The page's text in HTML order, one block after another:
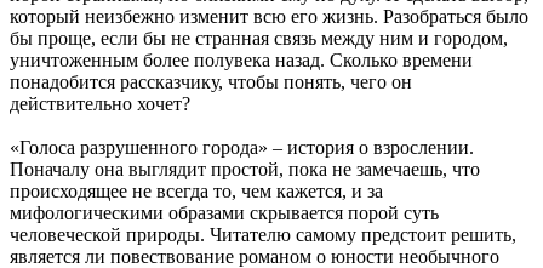
который неизбежно изменит всю его жизнь. Разобраться было
бы проще, если бы не странная связь между ним и городом,
уничтоженным более полувека назад. Сколько времени
понадобится рассказчику, чтобы понять, чего он
действительно хочет?
«Голоса разрушенного города» – история о взрослении.
Поначалу она выглядит простой, пока не замечаешь, что
происходящее не всегда то, чем кажется, и за
мифологическими образами скрывается порой суть
человеческой природы. Читателю самому предстоит решить,
является ли повествование романом о юности необычного